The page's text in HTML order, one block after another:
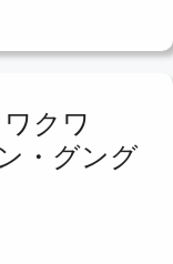
クワ
・グング